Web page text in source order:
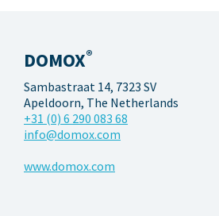
DOMOX®
Sambastraat 14, 7323 SV
Apeldoorn, The Netherlands
+31 (0) 6 290 083 68
info@domox.com
www.domox.com